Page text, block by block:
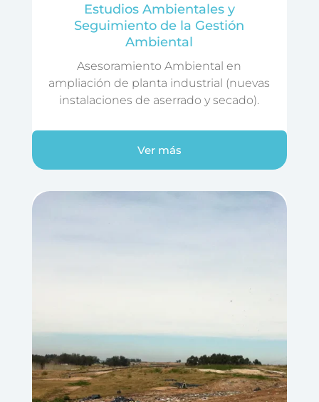
Estudios Ambientales y
Seguimiento de la Gestión
Ambiental
Asesoramiento Ambiental en
ampliación de planta industrial (nuevas
instalaciones de aserrado y secado).
Ver más